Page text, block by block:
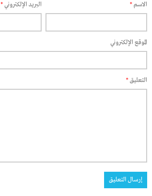
الاسم* البريد الإلكتروني*
الموقع الإلكتروني
التعليق*